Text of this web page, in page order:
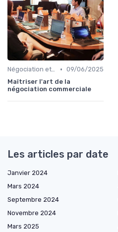
Négociation et persuasion • 09/06/2025
Maîtriser l'art de la
négociation commerciale
Les articles par date
Janvier 2024
Mars 2024
Septembre 2024
Novembre 2024
Mars 2025